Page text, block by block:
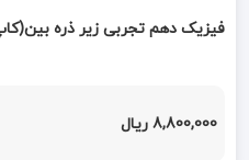
فیزیک دهم تجربی زیر ذره
8,800,000 ریال